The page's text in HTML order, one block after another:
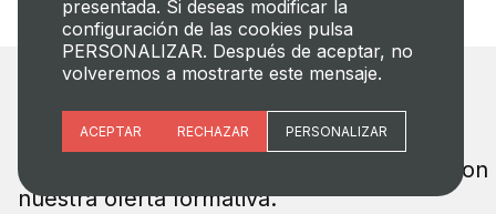
¡Esto te interesa!
Consulta toda la información relacionada con
nuestra oferta formativa.
presentada. Si deseas modificar la
configuración de las cookies pulsa
PERSONALIZAR. Después de aceptar, no
volveremos a mostrarte este mensaje.
Esenciales
Analítica
ACEPTAR RECHAZAR PERSONALIZAR